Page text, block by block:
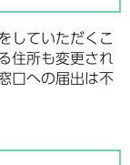
していただくこ
住所も変更され
口への届出は不